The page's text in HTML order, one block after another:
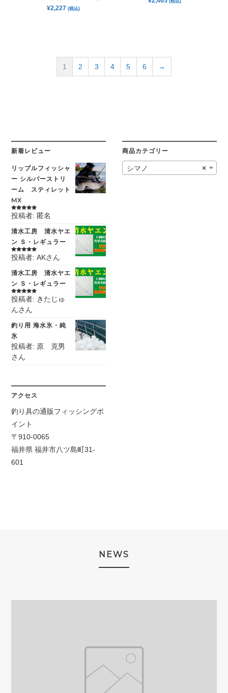
¥2,227 (税込)
(税込)
1 2 3 4 5 6 →
新着レビュー
リップルフィッシャ
ー シルバーストリ
ーム スティレット
MX
5段階中5の
評価
投稿者: 匿名
清水工房 清水ヤエ
ン Ｓ・レギュラー
5段階中5の
評価
投稿者: AKさん
清水工房 清水ヤエ
ン Ｓ・レギュラー
5段階中5の
評価
投稿者: きたじゅ
んさん
釣り用 海水氷・純
氷
投稿者: 原 克男
さん
商品カテゴリー
×
シマノ
アクセス
釣り具の通販フィッシングポ
イント
〒910-0065
福井県 福井市八ツ島町31-
601
NEWS